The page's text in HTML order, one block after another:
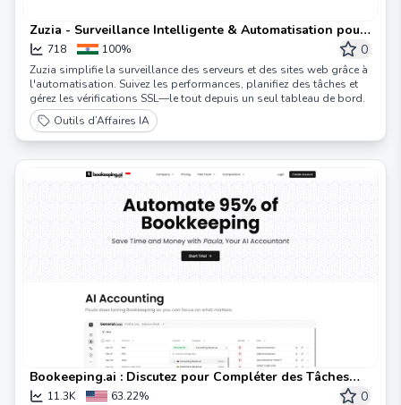
Zuzia - Surveillance Intelligente & Automatisation pour
Serveurs & Sites Web
718 100% 0
Zuzia simplifie la surveillance des serveurs et des sites web grâce à
l'automatisation. Suivez les performances, planifiez des tâches et
gérez les vérifications SSL—le tout depuis un seul tableau de bord.
Outils d’Affaires IA
Bookeeping.ai : Discutez pour Compléter des Tâches
Financières | Comptable IA
11.3K 63.22% 0